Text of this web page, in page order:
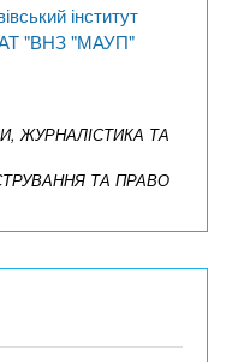
інститут
"ВНЗ "МАУП"
ЖУРНАЛІСТИКА ТА
ТА ПРАВО